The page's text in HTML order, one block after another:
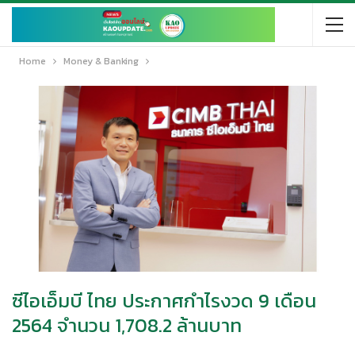
Home Money & Banking
ซีไอเอ็มบี ไทย ประกาศกำไรงวด 9 เดือน
2564 จำนวน 1,708.2 ล้านบาท